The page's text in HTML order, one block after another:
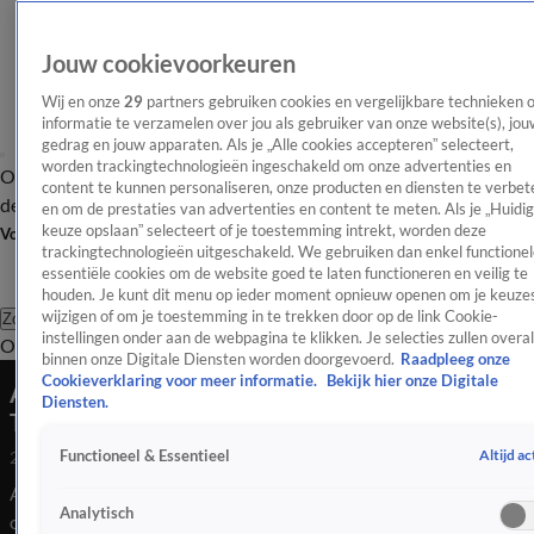
OverzichtAfleveringen Entertainment TV Algemeen
Tip
de redactieNieuwsbrief
Volg Shownieuws
Zoeken
OverzichtEntertainmentSpraakmakendRealityCrimeVideo's
Alpe d'Huzes-buddy Ivo Putman (De Grote
Tuinverbouwing) deelt aangrijpend verhaal
26 mei 2026, 10:52
Alpe d'Huzes komt steeds dichterbij en haalt geld op voor
onderzoek naar kanker. Melanie, de buddy van Ivo Putman,
Jouw cookievoorkeuren
Wij en onze 29 partners gebruiken cookies en vergelijkbare technieken
informatie te verzamelen over jou als gebruiker van onze website(s),
gedrag en jouw apparaten. Als je „Alle cookies accepteren” selecteert,
worden trackingtechnologieën ingeschakeld om onze advertenties en
content te kunnen personaliseren, onze producten en diensten te
en om de prestaties van advertenties en content te meten. Als je
keuze opslaan” selecteert of je toestemming intrekt, worden deze
trackingtechnologieën uitgeschakeld. We gebruiken dan enkel
essentiële cookies om de website goed te laten functioneren en veilig te
houden. Je kunt dit menu op ieder moment opnieuw openen om je
wijzigen of om je toestemming in te trekken door op de link Cookie-
instellingen onder aan de webpagina te klikken. Je selecties zullen overal
binnen onze Digitale Diensten worden doorgevoerd. Raadpleeg onze
Cookieverklaring voor meer informatie.
Bekijk hier onze Digitale
Diensten.
Functioneel & Essentieel Altijd
Analytisch